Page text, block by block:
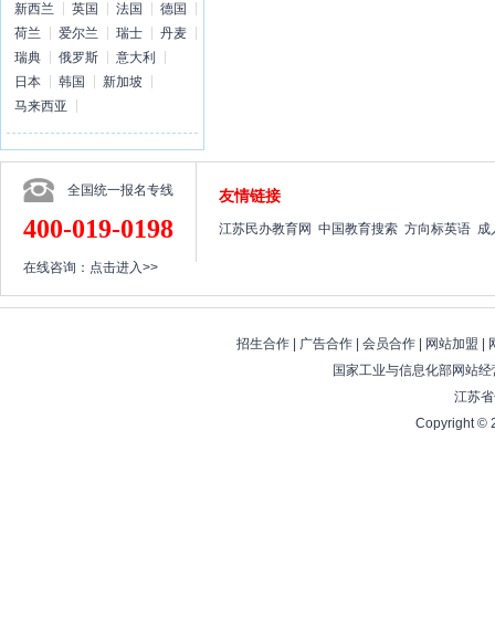
新西兰
英国 法国
德国
荷兰
爱尔兰 瑞士
丹麦
瑞典
俄罗斯
意大利
日本
韩国
新加坡
马来西亚
全国统一报名专线
400-019-0198
在线咨询： 点击进入>>
友情链接
江苏民办教育网 中国教育搜索 方向标英语 成
招生合作| 广告合作| 会员合作| 网站加盟
国家工业与信息化部网站
江苏
Copyright ©